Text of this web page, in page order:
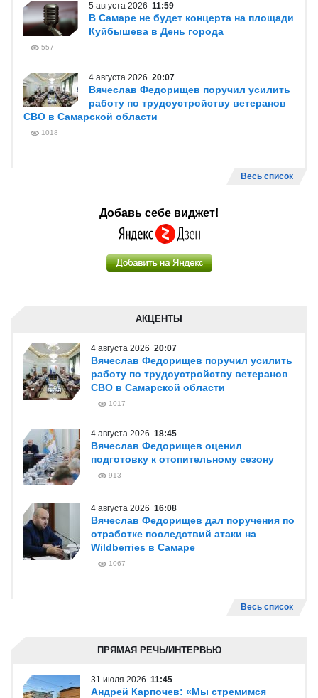
5 августа 2026 11:59
В Самаре не будет концерта на площади
Куйбышева в День города
557
4 августа 2026 20:07
Вячеслав Федорищев поручил усилить
работу по трудоустройству ветеранов
СВО в Самарской области
1018
Весь список
Добавь себе виджет!
АКЦЕНТЫ
4 августа 2026 20:07
Вячеслав Федорищев поручил усилить
работу по трудоустройству ветеранов
СВО в Самарской области
1017
4 августа 2026 18:45
Вячеслав Федорищев оценил
подготовку к отопительному сезону
913
4 августа 2026 16:08
Вячеслав Федорищев дал поручения по
отработке последствий атаки на
Wildberries в Самаре
1067
Весь список
ПРЯМАЯ РЕЧЬ/ИНТЕРВЬЮ
31 июля 2026 11:45
Андрей Карпочев: «Мы стремимся